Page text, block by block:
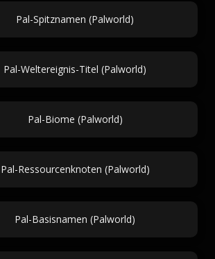
Pal-Spitznamen (Palworld)
Pal-Weltereignis-Titel (Palworld)
Pal-Biome (Palworld)
Pal-Ressourcenknoten (Palworld)
Pal-Basisnamen (Palworld)